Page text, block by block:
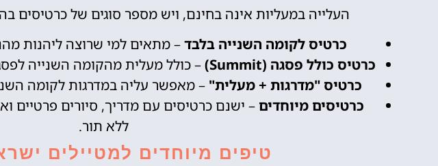
העלייה במעליות אינה בחינם, ויש מספר סוגים של כרטיסים
כרטיס לקומה השנייה בלבד– מתאים למי שרוצה ליהנות
כרטיס כולל פסגה (Summit)
– כולל מעלית מהקומה השנייה
כרטיס "מדרגות + מעלית" – מאפשר עליה במדרגות לקומה
כרטיסים מיוחדים
ללא תור.
טיפים מיוחדים למטיילים